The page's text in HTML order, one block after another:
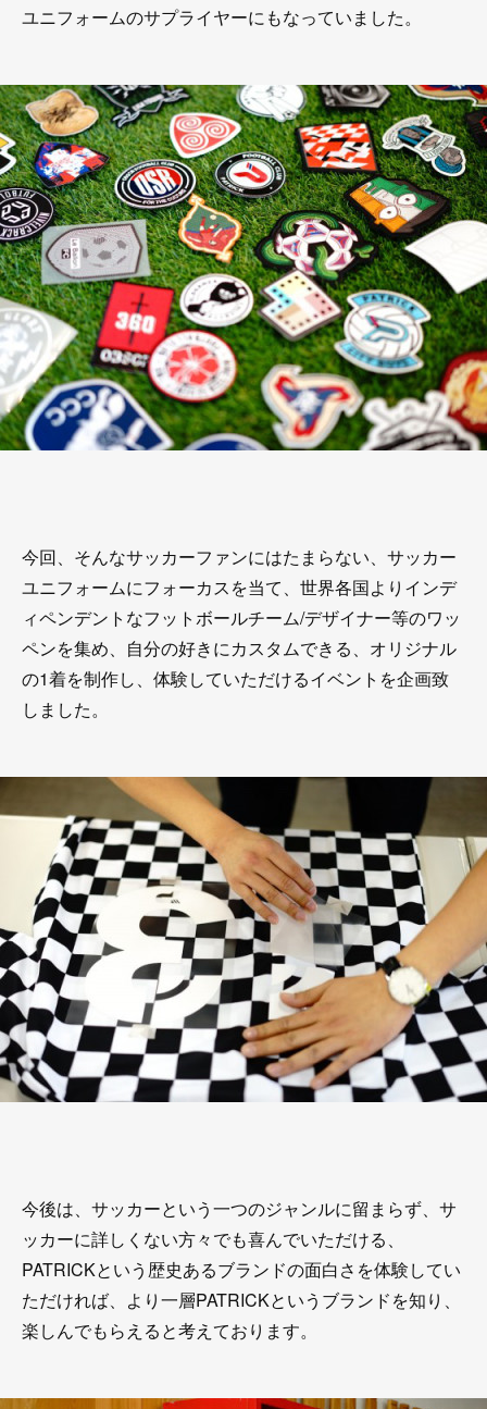
ユニフォームのサプライヤーにもなっていました。
今回、そんなサッカーファンにはたまらない、サッカー
ユニフォームにフォーカスを当て、世界各国よりインデ
ィペンデントなフットボールチーム/デザイナー等のワッ
ペンを集め、自分の好きにカスタムできる、オリジナル
の1着を制作し、体験していただけるイベントを企画致
しました。
今後は、サッカーという一つのジャンルに留まらず、サ
ッカーに詳しくない方々でも喜んでいただける、
PATRICKという歴史あるブランドの面白さを体験してい
ただければ、より一層PATRICKというブランドを知り、
楽しんでもらえると考えております。